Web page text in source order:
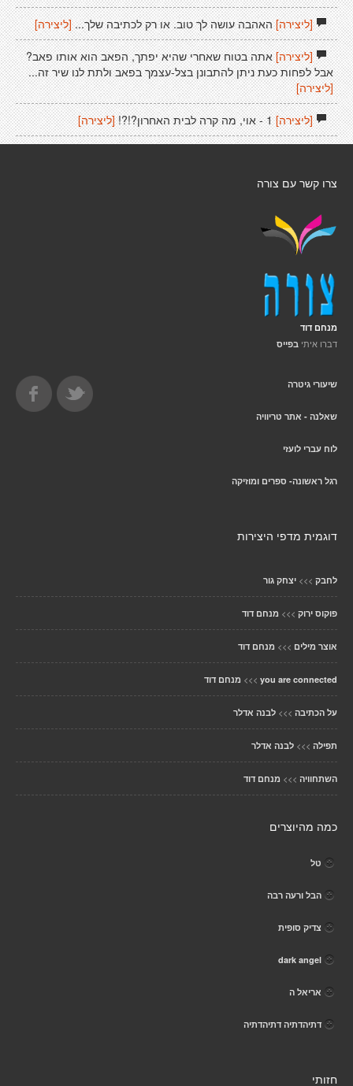
[ליצירה]האהבה עושה לך טוב. או רק לכתיבה שלך...[ליצירה]
[ליצירה]אתה בטוח שאחרי שהיא יפתך, הפאב הוא אותו פאב?
אבל לפחות כעת ניתן להתבונן בצל-עצמך בפאב ולתת לנו שיר זה...
[ליצירה]
[ליצירה]1 - אוי, מה קרה לבית האחרון?!?! [ליצירה]
צרו קשר עם צורה
מנחם דוד
דברו איתי בפייס
שיעורי גיטרה
שאלנה - אתר טריוויה
לוח עברי לועזי
רגל ראשונה- ספרים ומוזיקה
דוגמית מדפי היצירות
לחבק >>> יצחק גור
פוקוס ירוק >>> מנחם דוד
אוצר מילים >>> מנחם דוד
you are connected
>>> מנחם דוד
על הכתיבה >>> לבנה אדלר
תפילה >>> לבנה אדלר
השתחוויה >>> מנחם דוד
כמה מהיוצרים
טל
הבל ורעה רבה
צדיק סופית
dark angel
אריאל ה
דתיהדתיה דתיהדתיה
חזותי